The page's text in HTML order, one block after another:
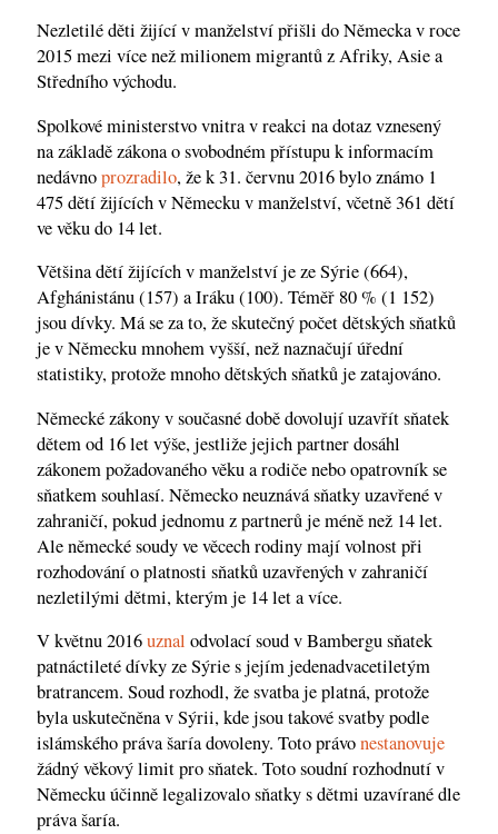
Nezletilé děti žijící v manželství přišli do Německa v roce
2015 mezi více než milionem migrantů z Afriky, Asie a
Středního východu.
Spolkové ministerstvo vnitra v reakci na dotaz vznesený
na základě zákona o svobodném přístupu k informacím
nedávnoprozradilo, že k 31. červnu 2016 bylo známo 1
475 dětí žijících v Německu v manželství, včetně 361 dětí
ve věku do 14 let.
Většina dětí žijících v manželství je ze Sýrie (664),
Afghánistánu (157) a Iráku (100). Téměř 80 % (1 152)
jsou dívky. Má se za to, že skutečný počet dětských sňatků
je v Německu mnohem vyšší, než naznačují úřední
statistiky, protože mnoho dětských sňatků je zatajováno.
Německé zákony v současné době dovolují uzavřít sňatek
dětem od 16 let výše, jestliže jejich partner dosáhl
zákonem požadovaného věku a rodiče nebo opatrovník se
sňatkem souhlasí. Německo neuznává sňatky uzavřené v
zahraničí, pokud jednomu z partnerů je méně než 14 let.
Ale německé soudy ve věcech rodiny mají volnost při
rozhodování o platnosti sňatků uzavřených v zahraničí
nezletilými dětmi, kterým je 14 let a více.
V květnu 2016uznal odvolací soud v Bambergu sňatek
patnáctileté dívky ze Sýrie s jejím jedenadvacetiletým
bratrancem. Soud rozhodl, že svatba je platná, protože
byla uskutečněna v Sýrii, kde jsou takové svatby podle
islámského práva šaría dovoleny. Toto právonestanovuje
žádný věkový limit pro sňatek. Toto soudní rozhodnutí v
Německu účinně legalizovalo sňatky s dětmi uzavírané dle
práva šaría.